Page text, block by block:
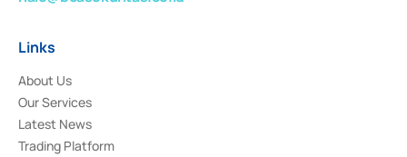
Links
About Us
Our Services
Latest News
Trading Platform